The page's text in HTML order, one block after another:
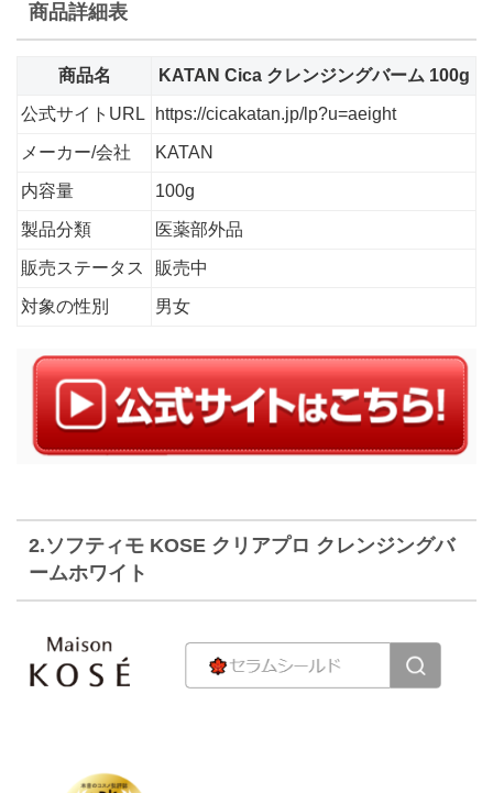
商品詳細表
商品名 KATAN Cica クレンジングバーム 100g
公式サイトURL https://cicakatan.jp/lp?u=aeight
メーカー/会社 KATAN
内容量 100g
製品分類 医薬部外品
販売ステータス 販売中
対象の性別 男女
2.ソフティモ KOSE クリアプロ クレンジングバ
ームホワイト